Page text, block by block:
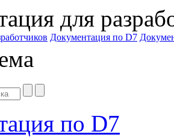
для
Документация по D7
по D7